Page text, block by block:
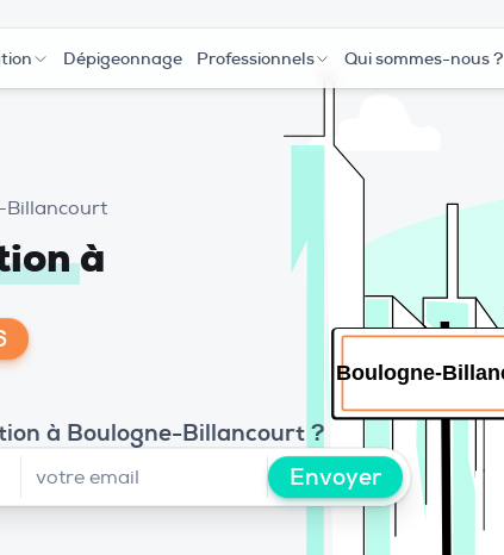
Dépigeonnage Professionnels Qui sommes-nous ?
Billancourt
à
à Boulogne-Billancourt ?
Envoyer